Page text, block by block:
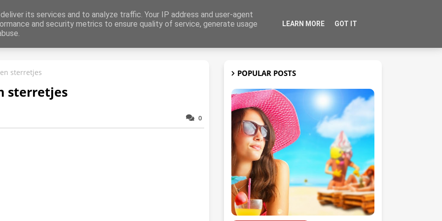
Dieren
sterretjes
sterretjes
0
POPULAR POSTS
its services and to analyze traffic. Your IP address and user-agent
and security metrics to ensure quality of service, generate usage
LEARN MORE GOT IT